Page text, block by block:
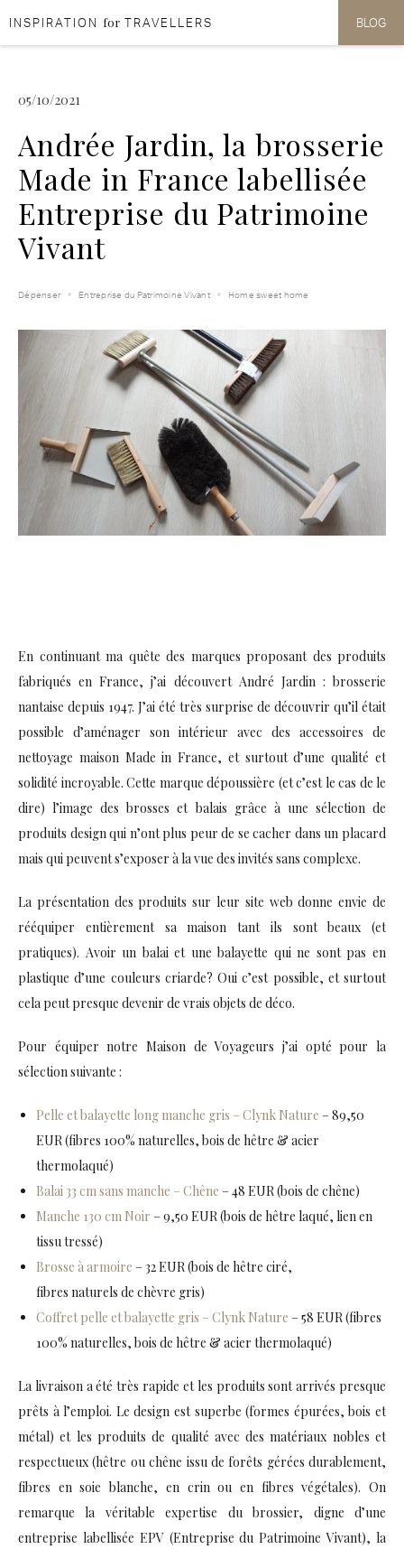
Aller au contenu
Aller au menu
INSPIRATION for TRAVELLERS BLOG
05/10/2021
Andrée Jardin, la brosserie
Made in France labellisée
Entreprise du Patrimoine
Vivant
Dépenser Entreprise du Patrimoine Vivant Home sweet home
En continuant ma quête des marques proposant des produits
fabriqués en France, j’ai découvert André Jardin : brosserie
nantaise depuis 1947. J’ai été très surprise de découvrir qu’il était
possible d’aménager son intérieur avec des accessoires de
nettoyage maison Made in France, et surtout d’une qualité et
solidité incroyable. Cette marque dépoussière (et c’est le cas de le
dire) l’image des brosses et balais grâce à une sélection de
produits design qui n’ont plus peur de se cacher dans un placard
mais qui peuvent s’exposer à la vue des invités sans complexe.
La présentation des produits sur leur site web donne envie de
rééquiper entièrement sa maison tant ils sont beaux (et
pratiques). Avoir un balai et une balayette qui ne sont pas en
plastique d’une couleurs criarde? Oui c’est possible, et surtout
cela peut presque devenir de vrais objets de déco.
Pour équiper notre Maison de Voyageurs j’ai opté pour la
sélection suivante :
Pelle et balayette long manche gris – Clynk Nature – 89,50
EUR (fibres 100% naturelles, bois de hêtre & acier
thermolaqué)
Balai 33 cm sans manche – Chêne – 48 EUR (bois de chêne)
Manche 130 cm Noir – 9,50 EUR (bois de hêtre laqué, lien en
tissu tressé)
Brosse à armoire – 32 EUR (bois de hêtre ciré,
fibres naturels de chèvre gris)
Coffret pelle et balayette gris – Clynk Nature – 58 EUR (fibres
100% naturelles, bois de hêtre & acier thermolaqué)
La livraison a été très rapide et les produits sont arrivés presque
prêts à l’emploi. Le design est superbe (formes épurées, bois et
métal) et les produits de qualité avec des matériaux nobles et
respectueux (hêtre ou chêne issu de forêts gérées durablement,
fibres en soie blanche, en crin ou en fibres végétales). On
remarque la véritable expertise du brossier, digne d’une
entreprise labellisée EPV (Entreprise du Patrimoine Vivant), la